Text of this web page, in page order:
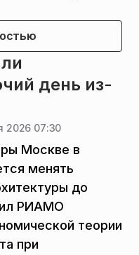
день из-
2026 07:30
Москве в
менять
до
РИАМО
теории
при